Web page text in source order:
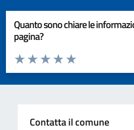
Quanto sono chiare le
pagina?
Valuta da 1 a 5 stelle la pagina
Valuta 5 stelle su 5
Valuta 4 stelle su 5
Valuta 3 stelle su 5
Valuta 2 stelle su 5
Valuta 1 stelle su 5
Contatta il comune